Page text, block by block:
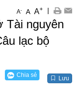
A- A A+ |
Tài nguyên
lạc bộ
Chia sẻ Lưu